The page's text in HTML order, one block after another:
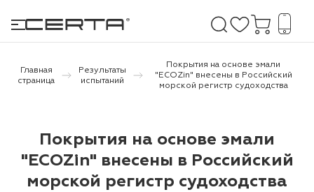
и дачи
Главная
страница
Результаты
испытаний
Покрытия на основе эмали
"ECOZin" внесены в Российский
морской регистр судоходства
Покрытия на основе эмали
"ECOZin" внесены в Российский
морской регистр судоходства